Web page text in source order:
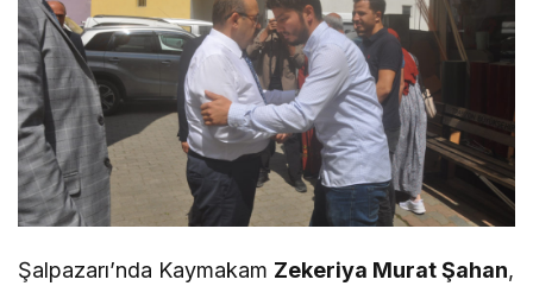
Şalpazarı’nda Kaymakam Zekeriya Murat Şahan,